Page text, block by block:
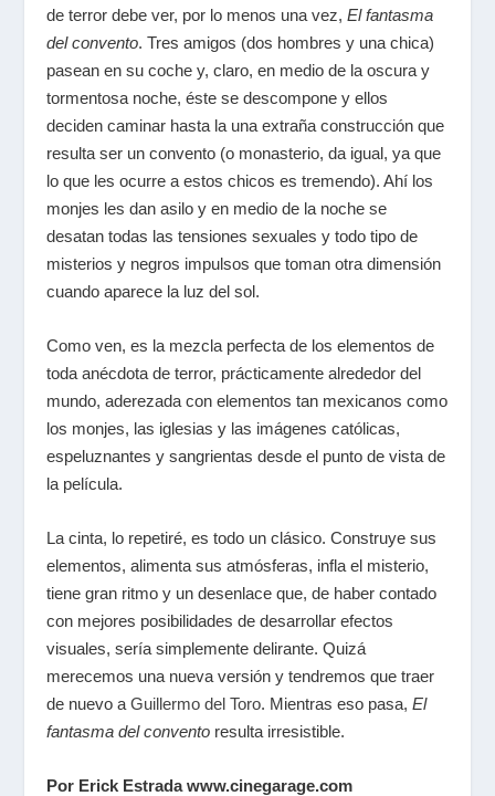
de terror debe ver, por lo menos una vez,El fantasma
del convento. Tres amigos (dos hombres y una chica)
pasean en su coche y, claro, en medio de la oscura y
tormentosa noche, éste se descompone y ellos
deciden caminar hasta la una extraña construcción que
resulta ser un convento (o monasterio, da igual, ya que
lo que les ocurre a estos chicos es tremendo). Ahí los
monjes les dan asilo y en medio de la noche se
desatan todas las tensiones sexuales y todo tipo de
misterios y negros impulsos que toman otra dimensión
cuando aparece la luz del sol.
Como ven, es la mezcla perfecta de los elementos de
toda anécdota de terror, prácticamente alrededor del
mundo, aderezada con elementos tan mexicanos como
los monjes, las iglesias y las imágenes católicas,
espeluznantes y sangrientas desde el punto de vista de
la película.
La cinta, lo repetiré, es todo un clásico. Construye sus
elementos, alimenta sus atmósferas, infla el misterio,
tiene gran ritmo y un desenlace que, de haber contado
con mejores posibilidades de desarrollar efectos
visuales, sería simplemente delirante. Quizá
merecemos una nueva versión y tendremos que traer
de nuevo aGuillermo del Toro. Mientras eso pasa,El
fantasma del convento resulta irresistible.
Por Erick Estrada www.cinegarage.com